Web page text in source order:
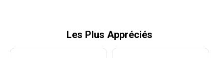
Les Plus Appréciés